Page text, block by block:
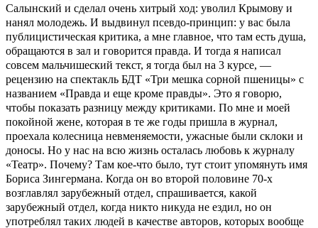
Салынский и сделал очень хитрый ход: уволил Крымову и
нанял молодежь. И выдвинул псевдо-принцип: у вас была
публицистическая критика, а мне главное, что там есть душа,
обращаются в зал и говорится правда. И тогда я написал
совсем мальчишеский текст, я тогда был на 3 курсе, —
рецензию на спектакль БДТ «Три мешка сорной пшеницы» с
названием «Правда и еще кроме правды». Это я говорю,
чтобы показать разницу между критиками. По мне и моей
покойной жене, которая в те же годы пришла в журнал,
проехала колесница невменяемости, ужасные были склоки и
доносы. Но у нас на всю жизнь осталась любовь к журналу
«Театр». Почему? Там кое-что было, тут стоит упомянуть имя
Бориса Зингермана. Когда он во второй половине 70-х
возглавлял зарубежный отдел, спрашивается, какой
зарубежный отдел, когда никто никуда не ездил, но он
употреблял таких людей в качестве авторов, которых вообще